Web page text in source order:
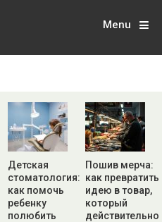
Menu
Детская
стоматология:
как помочь
ребенку
полюбить
Пошив мерча:
как превратить
идею в товар,
который
действительно